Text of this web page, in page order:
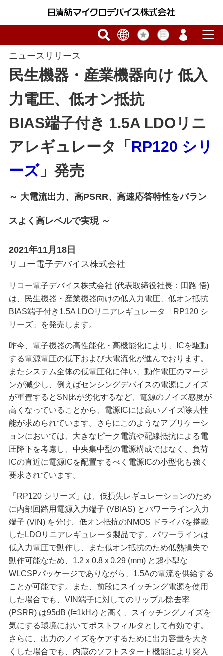
ニュースリリース
民生機器・産業機器向け 低入
力電圧、低オン抵抗
BIAS端子付き 1.5A LDOリニ
アレギュレータ「 RP120 シリ
ーズ」発売
～ 大電流出力、高PSRR、高速応答特性をバラン
スよく高レベルで実現 ～
2021年11月18日
リコー電子デバイス株式会社
リコー電子デバイス株式会社 (代表取締役社長：田路 悟)
は、民生機器・産業機器向けの低入力電圧、低オン抵抗
BIAS端子付き1.5A LDOリニアレギュレータ「RP120 シ
リーズ」を発売します。
昨今、電子機器の高性能化・高機能化により、ICを駆動
する電源電圧の低下および大電流化が進んでおります。
またシステム全体の低電圧化に伴い、動作電圧のマージ
ンが減少し、例えばセンシングデバイスの電源にノイズ
が重畳するとSN比が劣化するなど、電源のノイズ感度が
高くなっていることから、電源ICには高いノイズ除去性
能が求められています。さらにこのようなアプリケーシ
ョンにおいては、大きなピーク電流や配線抵抗による電
圧降下を考慮し、中央集中型の電源構成ではなく、負荷
ICの直近に電源ICを配置するべく電源ICの小型化も強く
要求されています。
「RP120 シリーズ」は、低損失レギュレーションのため
に内部回路用電源入力端子 (VBIAS) とパワーライン入力
端子 (VIN) を分け、低オン抵抗のNMOS ドライバを搭載
したLDOリニアレギュレータ製品です。パワーラインは
低入力電圧で動作し、また低オン抵抗のため低熱損失で
動作可能なため、1.2 x 0.8 x 0.29 (mm) と超小型な
WLCSPパッケージでありながら、1.5Aの電流を供給する
ことが可能です。また、前段にスイッチング電源を使用
した場合でも、VIN端子に対してのリップル除去率
(PSRR) は95dB (f=1kHz) と高く、スイッチングノイズを
気にする環境においてポストフィルタとして有効です。
さらに、出力のノイズをケアするために出力容量を大き
くした場合でも、内蔵のソフトスタート機能により突入